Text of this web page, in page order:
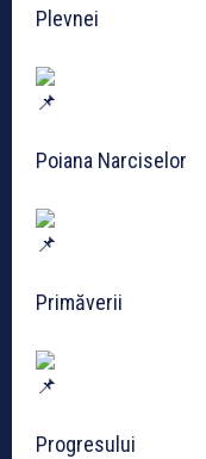
Plevnei
Poiana Narciselor
Primăverii
Progresului